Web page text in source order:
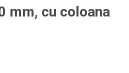
mm, cu coloana